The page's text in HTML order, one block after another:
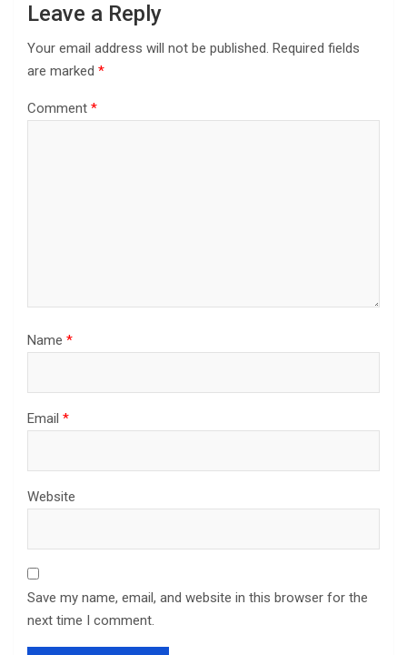
Leave a Reply
Your email address will not be published. Required fields
are marked *
Comment *
Name *
Email *
Website
Save my name, email, and website in this browser for the
next time I comment.